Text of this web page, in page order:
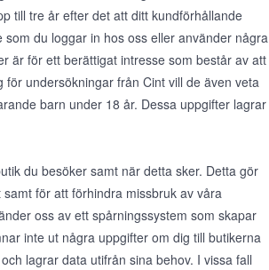
till tre år efter det att ditt kundförhållande
du loggar in hos oss eller använder några
är för ett berättigat intresse som består av att
undersökningar från Cint vill de även veta
barn under 18 år. Dessa uppgifter lagrar
du besöker samt när detta sker. Detta gör
för att förhindra missbruk av våra
oss av ett spårningssystem som skapar
inte ut några uppgifter om dig till butikerna
lagrar data utifrån sina behov. I vissa fall